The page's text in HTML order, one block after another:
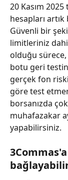
20 Kasım
hesapları
Güvenli bir
limitleriniz
olduğu
botu geri
gerçek fon
göre test
borsanızda
muhafazakar
yapabilirsiniz.